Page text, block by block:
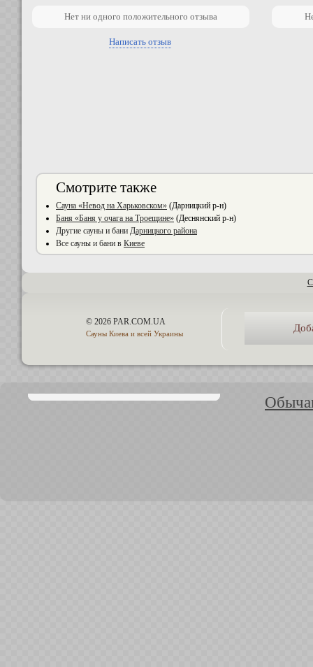
Нет ни одного положительного отзыва
Написать отзыв
Смотрите также
Сауна «Невод на Харьковском» (Дарницкий р-н)
Баня «Баня у очага на Троещине» (Деснянский р-н)
Другие сауны и бани Дарницкого района
Все сауны и бани в Киеве
© 2026 PAR.COM.UA
Сауны Киева и всей Украины